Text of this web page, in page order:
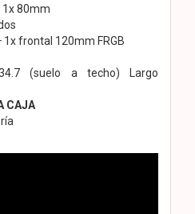
1x 80mm
frontal 120mm FRGB
(suelo a techo) Largo
CAJA